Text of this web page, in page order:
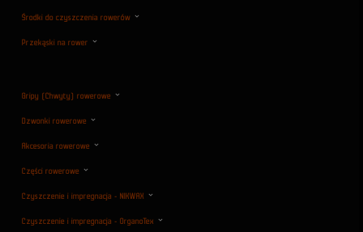
Środki do czyszczenia rowerów
Przekąski na rower
Gripy (Chwyty) rowerowe
Dzwonki rowerowe
Akcesoria rowerowe
Części rowerowe
Czyszczenie i impregnacja - NIKWAX
Czyszczenie i impregnacja - OrganoTex